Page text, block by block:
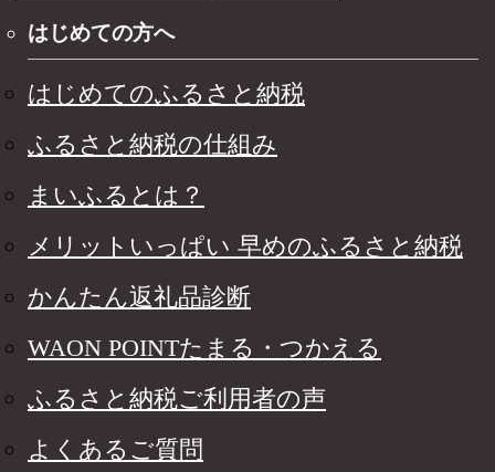
はじめての方へ
はじめてのふるさと納税
ふるさと納税の仕組み
まいふるとは？
メリットいっぱい 早めのふるさと納税
かんたん返礼品診断
WAON POINTたまる・つかえる
ふるさと納税ご利用者の声
よくあるご質問